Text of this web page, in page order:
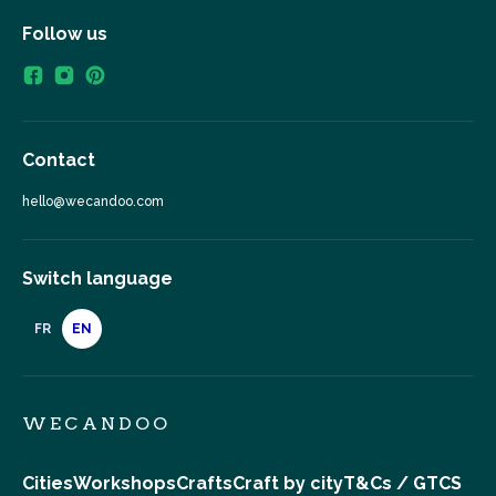
Follow us
Contact
hello@wecandoo.com
Switch language
FR EN
WECANDOO
CitiesWorkshopsCraftsCraft by cityT&Cs / GTCS